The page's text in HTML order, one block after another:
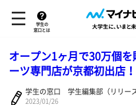
学生の
窓口とは
オープン1ヶ⽉で30万個
ーツ専⾨店が京都初出店
学生の窓口 学生編集部（リリー
2023/01/26